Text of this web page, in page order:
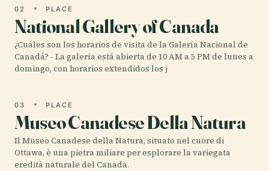
02 PLACE
National Gallery of Canada
¿Cuáles son los horarios de visita de la Galería Nacional de
Canadá? - La galería está abierta de 10 AM a 5 PM de lunes a
domingo, con horarios extendidos los j
03 PLACE
Museo Canadese Della Natura
Il Museo Canadese della Natura, situato nel cuore di
Ottawa, è una pietra miliare per esplorare la variegata
eredità naturale del Canada.